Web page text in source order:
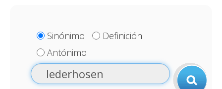
Sinónimo
Definición
Antónimo